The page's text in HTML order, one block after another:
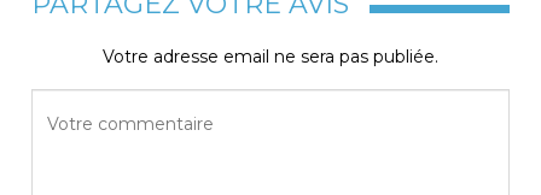
Votre adresse email ne sera pas publiée.